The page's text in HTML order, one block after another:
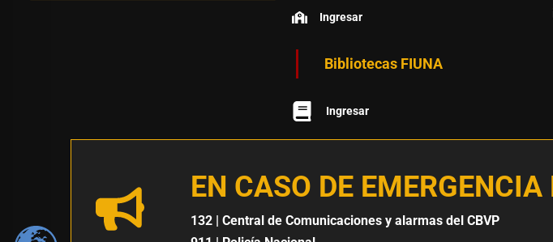
Ingresar
Bibliotecas FIUNA
Ingresar
EN CASO DE
132 | Central de Comunicaciones y alarmas del CBVP